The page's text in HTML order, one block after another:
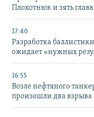
Плохотнюк и зять
17:40
Разработка
ожидает «нужных
16:55
Возле нефтяного
произошли два взрыва